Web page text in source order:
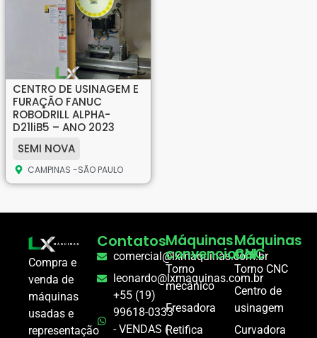
CENTRO DE USINAGEM E
FURAÇÃO FANUC
ROBODRILL ALPHA-
D21liB5 – ANO 2023
SEMI NOVA
CAMPINAS -SÃO PAULO
Compra e
venda de
máquinas
usadas e
representação
Contatos
comercial@lxmaquinas.com.br
leonardo@lxmaquinas.com.br
+55 (19)
99618-0333
- VENDAS (
Máquinas
convencional
Torno
mecânico
Fresadora
Retifica
Máquinas
CNC
Torno CNC
Centro de
usinagem
Curvadora